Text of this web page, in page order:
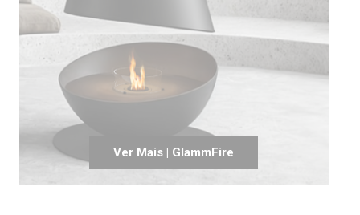
Ver Mais | GlammFire